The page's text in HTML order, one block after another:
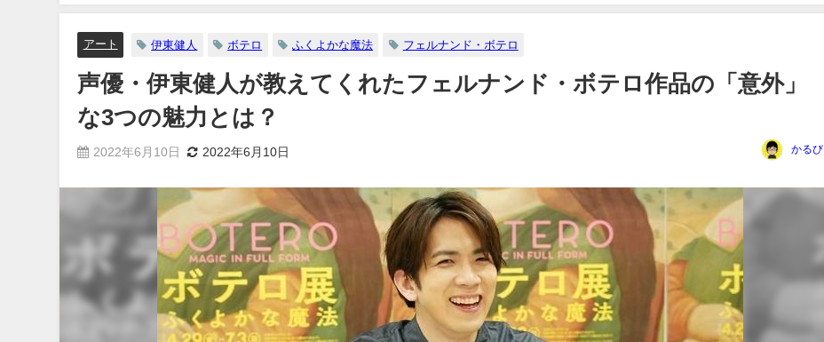
アート 伊東健人 ボテロ ふくよかな魔法 フェルナンド・ボテロ
声優・伊東健人が教えてくれたフェルナンド・ボテロ作品の「意外」
な3つの魅力とは？
2022年6月10日 2022年6月10日 かるび